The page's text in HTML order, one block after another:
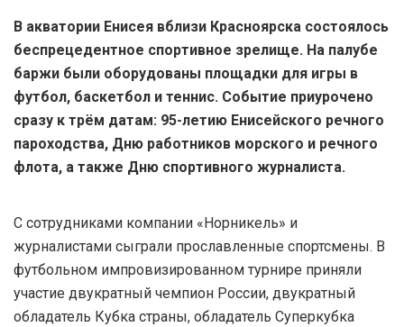
В акватории Енисея вблизи Красноярска состоялось
беспрецедентное спортивное зрелище. На палубе
баржи были оборудованы площадки для игры в
футбол, баскетбол и теннис. Событие приурочено
сразу к трём датам: 95-летию Енисейского речного
пароходства, Дню работников морского и речного
флота, а также Дню спортивного журналиста.
С сотрудниками компании «Норникель» и
журналистами сыграли прославленные спортсмены. В
футбольном импровизированном турнире приняли
участие двукратный чемпион России, двукратный
обладатель Кубка страны, обладатель Суперкубка